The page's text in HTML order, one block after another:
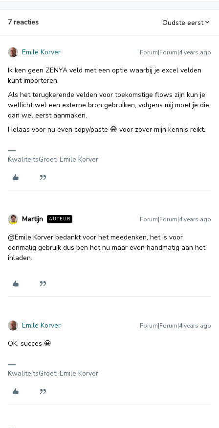
7 reacties Oudste eerst
Emile Korver Forum|Forum|4 years ago
Ik ken geen ZENYA veld met een optie waarbij je excel velden
kunt importeren.
Als het terugkerende velden voor toekomstige flows zijn kun je
wellicht wel een externe bron gebruiken, volgens mij moet je die
dan wel eerst aanmaken.
Helaas voor nu even copy/paste 😅 voor zover mijn kennis reikt.
KwaliteitsGroet, Emile Korver
Martijn AUTEUR Forum|Forum|4 years ago
@Emile Korver bedankt voor het meedenken, het is voor
eenmalig gebruik dus ben het nu maar even handmatig aan het
inladen.
Emile Korver Forum|Forum|4 years ago
OK, succes 😀
KwaliteitsGroet, Emile Korver